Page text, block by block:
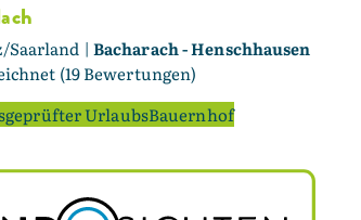
Saarland | Bacharach - Henschhausen
(19 Bewertungen)
UrlaubsBauernhof